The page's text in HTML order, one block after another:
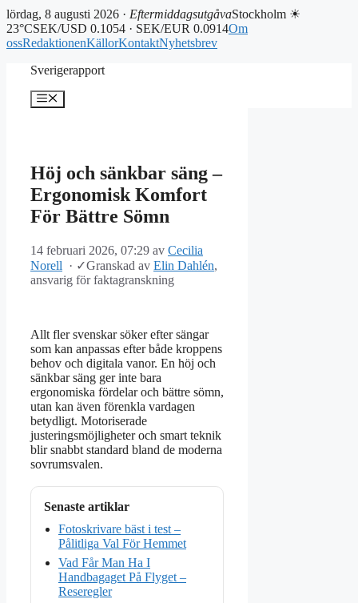
lördag, 8 augusti 2026 · EftermiddagsutgåvaStockholm ☀
23°CSEK/USD 0.1054 · SEK/EUR 0.0914Om
ossRedaktionenKällorKontaktNyhetsbrev
Sverigerapport
Meny
Höj och sänkbar säng –
Ergonomisk Komfort
För Bättre Sömn
14 februari 2026, 07:29 av Cecilia
Norell
· ✓Granskad av Elin Dahlén,
ansvarig för faktagranskning
Allt fler svenskar söker efter sängar
som kan anpassas efter både kroppens
behov och digitala vanor. En höj och
sänkbar säng ger inte bara
ergonomiska fördelar och bättre sömn,
utan kan även förenkla vardagen
betydligt. Motoriserade
justeringsmöjligheter och smart teknik
blir snabbt standard bland de moderna
sovrumsvalen.
Senaste artiklar
Fotoskrivare bäst i test –
Pålitliga Val För Hemmet
Vad Får Man Ha I
Handbagaget På Flyget –
Reseregler